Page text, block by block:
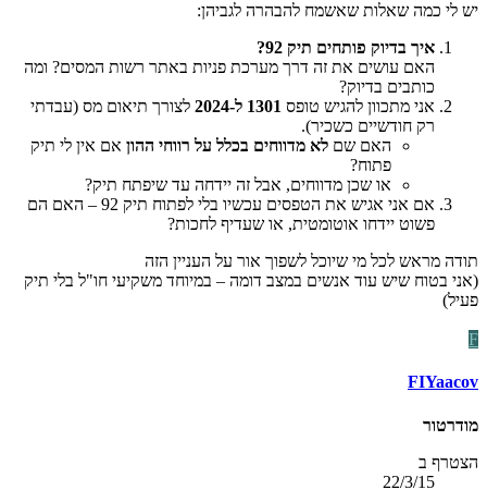
יש לי כמה שאלות שאשמח להבהרה לגביהן:
איך בדיוק פותחים תיק 92?
האם עושים את זה דרך מערכת פניות באתר רשות המסים? ומה
כותבים בדיוק?
אני מתכוון להגיש טופס 1301 ל‑2024
לצורך תיאום מס (עבדתי
רק חודשיים כשכיר).
האם שם לא מדווחים בכלל על רווחי ההון אם אין לי תיק
פתוח?
או שכן מדווחים, אבל זה יידחה עד שיפתח תיק?
אם אני אגיש את הטפסים עכשיו בלי לפתוח תיק 92 – האם הם
פשוט יידחו אוטומטית, או שעדיף לחכות?
תודה מראש לכל מי שיוכל לשפוך אור על העניין הזה
(אני בטוח שיש עוד אנשים במצב דומה – במיוחד משקיעי חו"ל בלי תיק
פעיל)
F
FIYaacov
מודרטור
הצטרף ב
22/3/15